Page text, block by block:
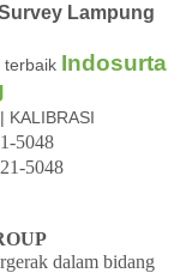
Lampung
terbaik Indosurta
KALIBRASI
5048
5048
dalam bidang